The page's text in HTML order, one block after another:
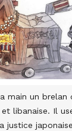
main un brelan
libanaise. Il
justice